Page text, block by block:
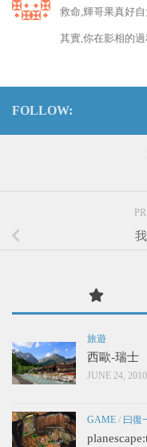
救命,輝哥果真好
其實,你在影相的
FOLLOW:
旅遊
西歐-瑞士
JUNE 24, 2010
GAME / 曰復